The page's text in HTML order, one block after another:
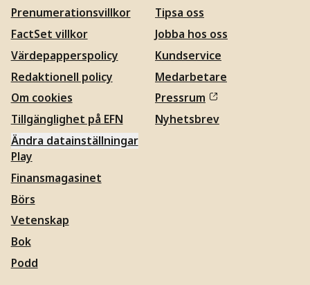
Prenumerationsvillkor
FactSet villkor
Värdepapperspolicy
Redaktionell policy
Om cookies
Tillgänglighet på EFN
Ändra datainställningar
Tipsa oss
Jobba hos oss
Kundservice
Medarbetare
Pressrum
Nyhetsbrev
Play
Finansmagasinet
Börs
Vetenskap
Bok
Podd